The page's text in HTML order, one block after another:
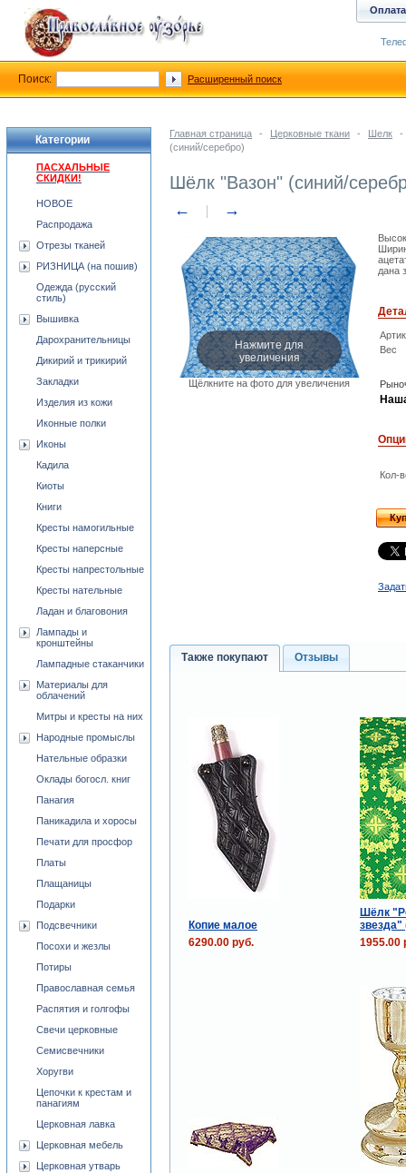
Главная страница - Церковные ткани - Шелк
-
(синий/серебро)
Шёлк "Вазон" (синий/
← →
Нажмите для
увеличения
Щёлкните на фото для увеличения
дана
Вес
Кол-
Также покупают Отзывы
Копие малое
Шёлк
звезда"
6290.00 руб.
1955.00
Категории
ПАСХАЛЬНЫЕ
СКИДКИ!
НОВОЕ
Распродажа
Отрезы тканей
РИЗНИЦА (на пошив)
Одежда (русский
стиль)
Вышивка
Дарохранительницы
Дикирий и трикирий
Закладки
Изделия из кожи
Иконные полки
Иконы
Кадила
Киоты
Книги
Кресты намогильные
Кресты наперсные
Кресты напрестольные
Кресты нательные
Ладан и благовония
Лампады и
кронштейны
Лампадные стаканчики
Материалы для
облачений
Митры и кресты на них
Народные промыслы
Нательные образки
Оклады богосл. книг
Панагия
Паникадила и хоросы
Печати для просфор
Платы
Плащаницы
Подарки
Подсвечники
Посохи и жезлы
Потиры
Православная семья
Распятия и голгофы
Свечи церковные
Семисвечники
Хоругви
Цепочки к крестам и
панагиям
Церковная лавка
Церковная мебель
Церковная утварь
Оплата
Поиск: Расширенный поиск